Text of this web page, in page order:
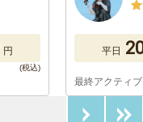
円 平日
最終アクティ